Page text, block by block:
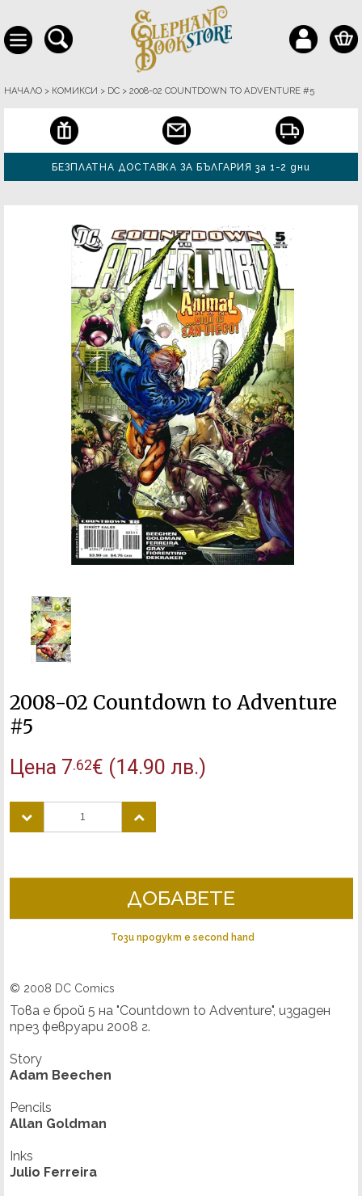
НАЧАЛО > КОМИКСИ > DC > 2008-02 COUNTDOWN TO ADVENTURE #5
БЕЗПЛАТНА ДОСТАВКА ЗА БЪЛГАРИЯ за 1-2 дни
2008-02 Countdown to Adventure
#5
Цена 7.62€ (14.90 лв.)
ДОБАВЕТЕ
Този продукт е second hand
© 2008 DC Comics
Това е брой 5 на "Countdown to Adventure", издаден
през февруари 2008 г.
Story
Adam Beechen
Pencils
Allan Goldman
Inks
Julio Ferreira